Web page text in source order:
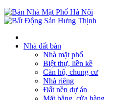
Nhà đất bán
Nhà mặt phố
Biệt thự, liền kề
Căn hộ, chung cư
Nhà riêng
Đất nền dự án
Mặt bằng, cửa hàng